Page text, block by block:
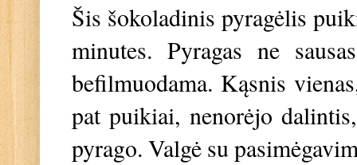
Šis šokoladinis pyragėlis
minutes. Pyragas ne
befilmuodama. Kąsnis
pat puikiai, nenorėjo
pyrago. Valgė su